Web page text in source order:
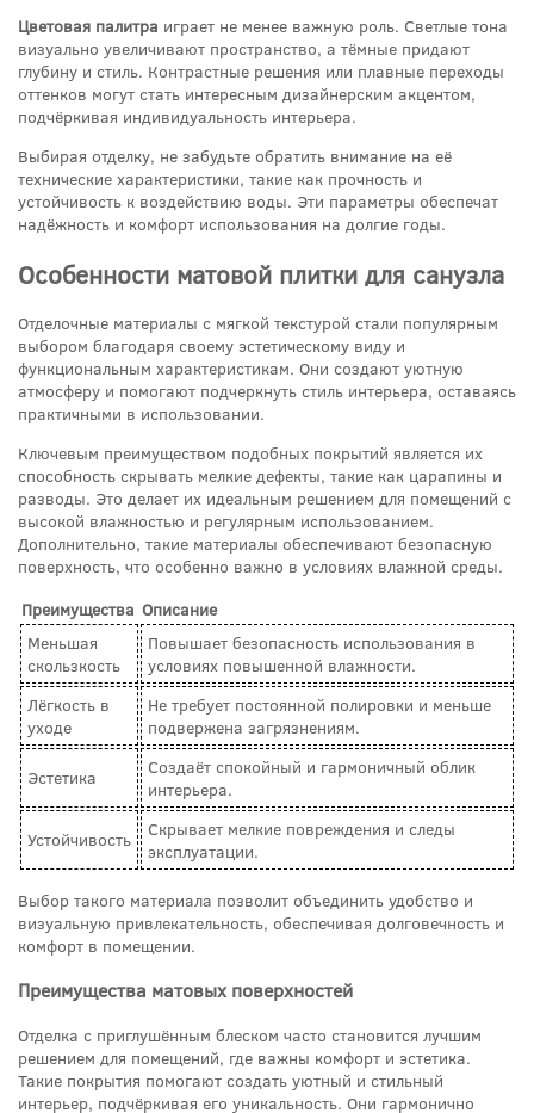
Цветовая палитра играет не менее важную роль. Светлые тона
визуально увеличивают пространство, а тёмные придают
глубину и стиль. Контрастные решения или плавные переходы
оттенков могут стать интересным дизайнерским акцентом,
подчёркивая индивидуальность интерьера.
Выбирая отделку, не забудьте обратить внимание на её
технические характеристики, такие как прочность и
устойчивость к воздействию воды. Эти параметры обеспечат
надёжность и комфорт использования на долгие годы.
Особенности матовой плитки для санузла
Отделочные материалы с мягкой текстурой стали популярным
выбором благодаря своему эстетическому виду и
функциональным характеристикам. Они создают уютную
атмосферу и помогают подчеркнуть стиль интерьера, оставаясь
практичными в использовании.
Ключевым преимуществом подобных покрытий является их
способность скрывать мелкие дефекты, такие как царапины и
разводы. Это делает их идеальным решением для помещений с
высокой влажностью и регулярным использованием.
Дополнительно, такие материалы обеспечивают безопасную
поверхность, что особенно важно в условиях влажной среды.
Преимущества Описание
Меньшая
скользкость
Повышает безопасность использования в
условиях повышенной влажности.
Лёгкость в
уходе
Не требует постоянной полировки и меньше
подвержена загрязнениям.
Эстетика
Создаёт спокойный и гармоничный облик
интерьера.
Устойчивость
Скрывает мелкие повреждения и следы
эксплуатации.
Выбор такого материала позволит объединить удобство и
визуальную привлекательность, обеспечивая долговечность и
комфорт в помещении.
Преимущества матовых поверхностей
Отделка с приглушённым блеском часто становится лучшим
решением для помещений, где важны комфорт и эстетика.
Такие покрытия помогают создать уютный и стильный
интерьер, подчёркивая его уникальность. Они гармонично